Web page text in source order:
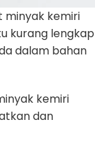
minyak kemiri
kurang lengkap
dalam bahan
kemiri
dan